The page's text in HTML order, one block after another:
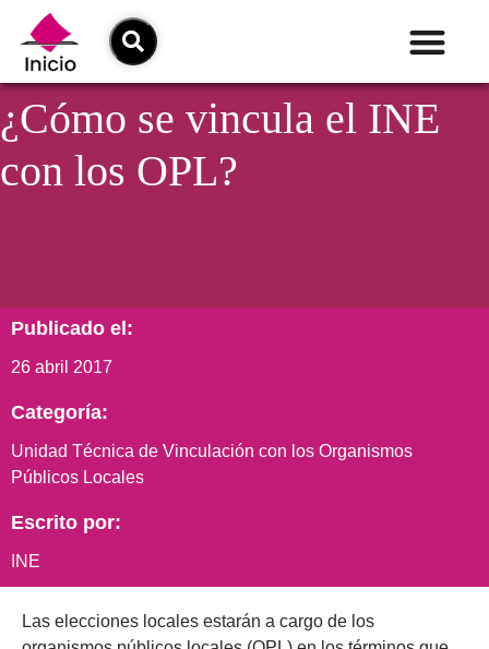
¿Cómo se vincula el INE
con los OPL?
Publicado el:
26 abril 2017
Categoría:
Unidad Técnica de Vinculación con los Organismos
Públicos Locales
Escrito por:
INE
Las elecciones locales estarán a cargo de los